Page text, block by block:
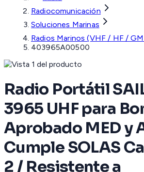
Radiocomunicación
Soluciones Marinas
Radios Marinos (VHF / HF /
403965A00500
Radio Portátil
3965 UHF para
Aprobado MED y
Cumple SOLAS
2 / Resistente a